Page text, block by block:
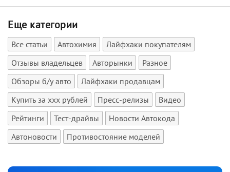
Еще категории
Все статьи Автохимия
Лайфхаки покупателям
Отзывы владельцев
Авторынки
Разное
Обзоры б/у авто
Лайфхаки продавцам
Купить за xxx рублей
Пресс-релизы
Видео
Рейтинги
Тест-драйвы
Новости Автокода
Автоновости
Противостояние моделей